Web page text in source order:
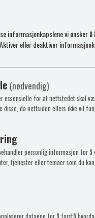
informasjonkapslene vi ønsker
eller deaktiver
(nødvendig)
essensielle for at nettstedet skal
disse, da nettsiden ellers ikke vil
personlig informasjon for å
tjenester eller temaer som du